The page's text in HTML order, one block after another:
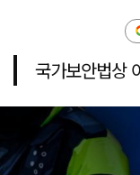
국가보안법상